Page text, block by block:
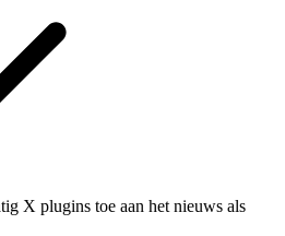
X plugins toe aan het nieuws als